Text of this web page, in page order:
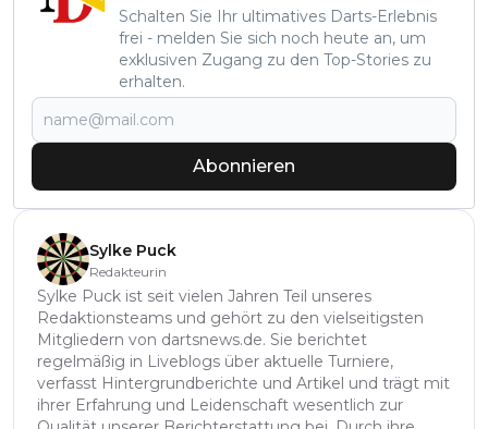
Schalten Sie Ihr ultimatives Darts-Erlebnis
frei - melden Sie sich noch heute an, um
exklusiven Zugang zu den Top-Stories zu
erhalten.
Abonnieren
Sylke Puck
Redakteurin
Sylke Puck ist seit vielen Jahren Teil unseres
Redaktionsteams und gehört zu den vielseitigsten
Mitgliedern von dartsnews.de. Sie berichtet
regelmäßig in Liveblogs über aktuelle Turniere,
verfasst Hintergrundberichte und Artikel und trägt mit
ihrer Erfahrung und Leidenschaft wesentlich zur